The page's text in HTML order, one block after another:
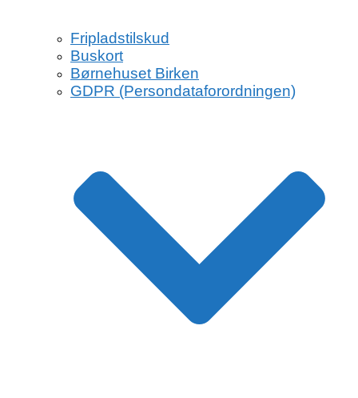
Fripladstilskud
Buskort
Børnehuset Birken
GDPR (Persondataforordningen)